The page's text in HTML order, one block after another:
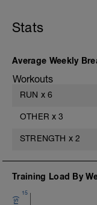
5.-
en alto.
a los lados
gira el
Stats
Average Weekly
Workouts
RUN x 6
OTHER x 3
STRENGTH x 2
Training Load By
15